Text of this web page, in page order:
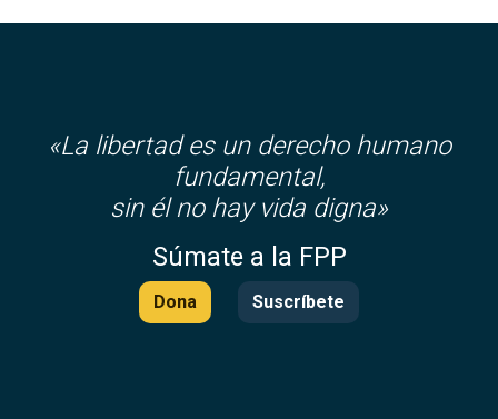
«La libertad es un derecho humano
fundamental,
sin él no hay vida digna»
Súmate a la FPP
Dona Suscríbete